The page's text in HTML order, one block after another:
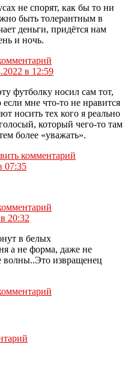
не спорят, как бы то ни
быть толерантным в
деньги, придётся нам
и ночь.
в 12:59
футболку носил сам тот,
если мне что-то не нравится
носить тех кого я реально
который чего-то там
более «уважать».
комментарий
07:35
20:32
в белых
а не форма, даже не
извращенец